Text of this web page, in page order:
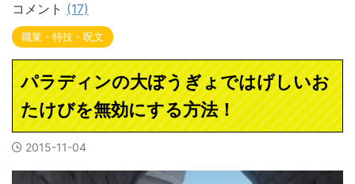
コメント (17)
職業・特技・呪文
パラディンの大ぼうぎょではげしいお
たけびを無効にする方法！
2015-11-04